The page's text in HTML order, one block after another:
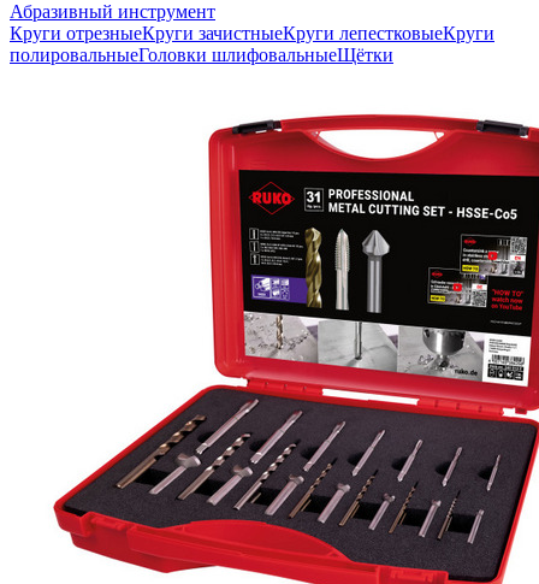
Абразивный инструмент
Круги отрезныеКруги зачистныеКруги лепестковыеКруги
полировальныеГоловки шлифовальныеЩётки